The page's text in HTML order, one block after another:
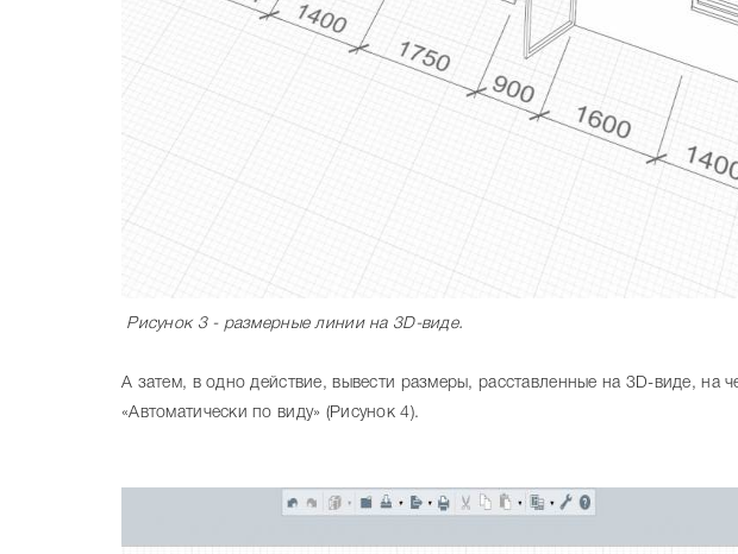
Рисунок 3 - размерные линии на 3D-виде.
А затем, в одно действие, вывести размеры, расставленные на 3D-виде, на
«Автоматически по виду» (Рисунок 4).